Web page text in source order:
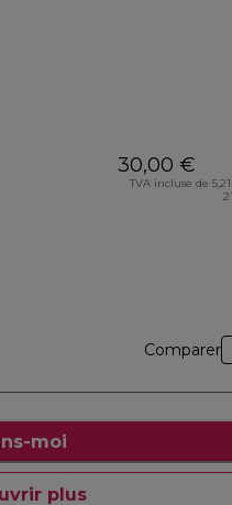
30,00 €
TVA incluse de
Comparer
moi
plus